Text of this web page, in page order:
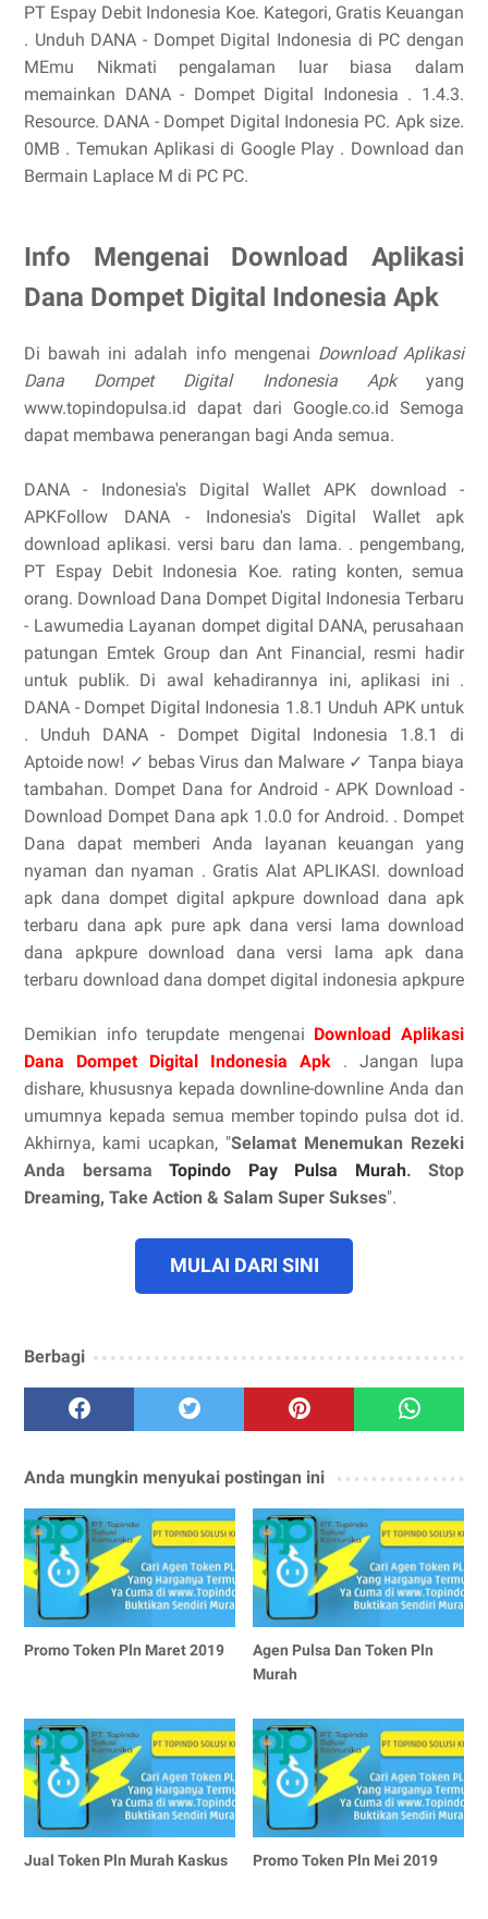
PT Espay Debit Indonesia Koe. Kategori, Gratis Keuangan
. Unduh DANA - Dompet Digital Indonesia di PC dengan
MEmu Nikmati pengalaman luar biasa dalam
memainkan DANA - Dompet Digital Indonesia . 1.4.3.
Resource. DANA - Dompet Digital Indonesia PC. Apk size.
0MB . Temukan Aplikasi di Google Play . Download dan
Bermain Laplace M di PC PC.
Info Mengenai Download Aplikasi
Dana Dompet Digital Indonesia Apk
Di bawah ini adalah info mengenai Download Aplikasi
Dana Dompet Digital Indonesia Apk yang
www.topindopulsa.id dapat dari Google.co.id Semoga
dapat membawa penerangan bagi Anda semua.
DANA - Indonesia's Digital Wallet APK download -
APKFollow DANA - Indonesia's Digital Wallet apk
download aplikasi. versi baru dan lama. . pengembang,
PT Espay Debit Indonesia Koe. rating konten, semua
orang. Download Dana Dompet Digital Indonesia Terbaru
- Lawumedia Layanan dompet digital DANA, perusahaan
patungan Emtek Group dan Ant Financial, resmi hadir
untuk publik. Di awal kehadirannya ini, aplikasi ini .
DANA - Dompet Digital Indonesia 1.8.1 Unduh APK untuk
. Unduh DANA - Dompet Digital Indonesia 1.8.1 di
Aptoide now! ✓ bebas Virus dan Malware ✓ Tanpa biaya
tambahan. Dompet Dana for Android - APK Download -
Download Dompet Dana apk 1.0.0 for Android. . Dompet
Dana dapat memberi Anda layanan keuangan yang
nyaman dan nyaman . Gratis Alat APLIKASI. download
apk dana dompet digital apkpure download dana apk
terbaru dana apk pure apk dana versi lama download
dana apkpure download dana versi lama apk dana
terbaru download dana dompet digital indonesia apkpure
Demikian info terupdate mengenai Download Aplikasi
Dana Dompet Digital Indonesia Apk . Jangan lupa
dishare, khususnya kepada downline-downline Anda dan
umumnya kepada semua member topindo pulsa dot id.
Akhirnya, kami ucapkan, "Selamat Menemukan Rezeki
Anda bersama Topindo Pay Pulsa Murah. Stop
Dreaming, Take Action & Salam Super Sukses".
MULAI DARI SINI
Berbagi
Anda mungkin menyukai postingan ini
Promo Token Pln Maret 2019
Agen Pulsa Dan Token Pln
Murah
Jual Token Pln Murah Kaskus Promo Token Pln Mei 2019